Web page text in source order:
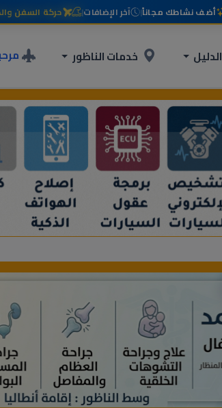
أضف نشاطك مجاناً| آخر الإضافات| حركة السفن
الدليل خدمات الناظور مرحبا